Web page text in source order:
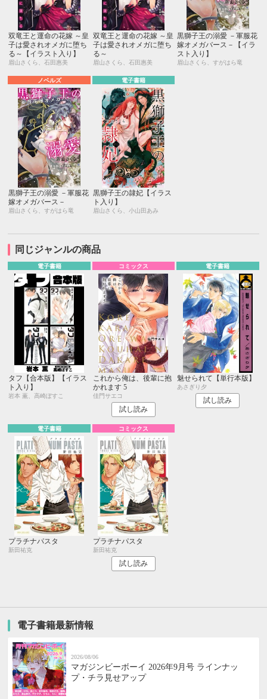
双竜王と運命の花嫁 ～皇
子は愛されオメガに堕ち
る～【イラスト入り】
眉山さくら、石田惠美
双竜王と運命の花嫁 ～皇
子は愛されオメガに堕ち
る～
眉山さくら、石田惠美
黒獅子王の溺愛 －軍服花
嫁オメガバース－【イラ
スト入り】
眉山さくら、すがはら竜
ノベルズ
黒獅子王の溺愛 －軍服花
嫁オメガバース－
眉山さくら、すがはら竜
電子書籍
黒獅子王の隷妃【イラス
ト入り】
眉山さくら、小山田あみ
同じジャンルの商品
電子書籍
タフ【合本版】【イラス
ト入り】
岩本 薫、高崎ぼすこ
コミックス
これから俺は、後輩に抱
かれます 5
佳門サエコ
試し読み
電子書籍
魅せられて【単行本版】
あさぎり夕
試し読み
電子書籍
プラチナパスタ
新田祐克
コミックス
プラチナパスタ
新田祐克
試し読み
電子書籍最新情報
2026/08/06
マガジンビーボーイ 2026年9月号 ラインナッ
プ・チラ見せアップ